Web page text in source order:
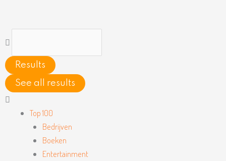
inhoud
Main
Menu
Top 100
Bedrijven
Boeken
Entertainment
...
Results
See all results